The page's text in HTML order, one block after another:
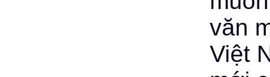
văn
Việt